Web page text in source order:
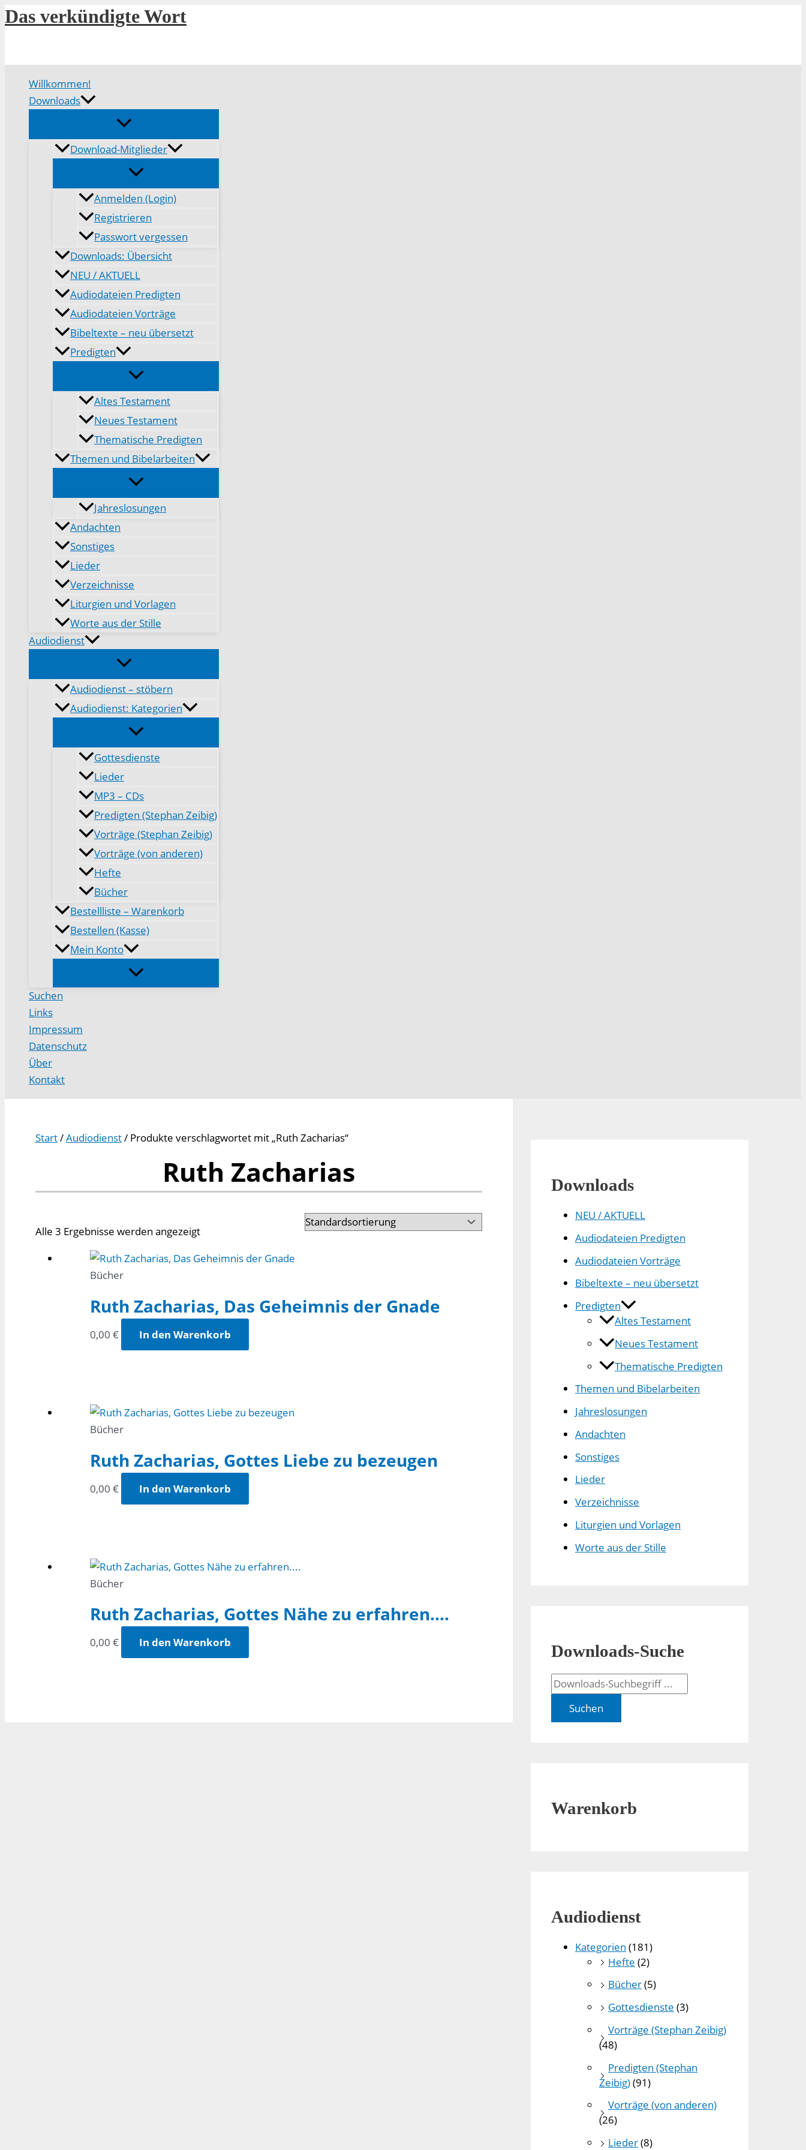
Zum
Inhalt
Das verkündigte Wort
Willkommen!
Downloads
Download-Mitglieder
Anmelden (Login)
Registrieren
Passwort vergessen
Downloads: Übersicht
NEU / AKTUELL
Audiodateien Predigten
Audiodateien Vorträge
Bibeltexte – neu übersetzt
Predigten
Altes Testament
Neues Testament
Thematische Predigten
Themen und Bibelarbeiten
Jahreslosungen
Andachten
Sonstiges
Lieder
Verzeichnisse
Liturgien und Vorlagen
Worte aus der Stille
Audiodienst
Audiodienst – stöbern
Audiodienst: Kategorien
Gottesdienste
Lieder
MP3 – CDs
Predigten (Stephan Zeibig)
Vorträge (Stephan Zeibig)
Vorträge (von anderen)
Hefte
Bücher
Bestellliste – Warenkorb
Bestellen (Kasse)
Mein Konto
Suchen
Links
Impressum
Datenschutz
Über
Kontakt
Start/Audiodienst/ Produkte verschlagwortet mit „Ruth Zacharias“
Ruth Zacharias
Alle 3 Ergebnisse werden angezeigt
Bücher
Ruth Zacharias, Das Geheimnis der Gnade
0,00 € In den Warenkorb
Bücher
Ruth Zacharias, Gottes Liebe zu bezeugen
0,00 € In den Warenkorb
Bücher
Ruth Zacharias, Gottes Nähe zu erfahren….
0,00 € In den Warenkorb
Downloads
NEU / AKTUELL
Audiodateien Predigten
Audiodateien Vorträge
Bibeltexte – neu übersetzt
Predigten
Altes Testament
Neues Testament
Thematische Predigten
Themen und Bibelarbeiten
Jahreslosungen
Andachten
Sonstiges
Lieder
Verzeichnisse
Liturgien und Vorlagen
Worte aus der Stille
Downloads-Suche
Suchen
Warenkorb
Audiodienst
Kategorien (181)
Hefte (2)
Bücher(5)
Gottesdienste (3)
Vorträge (Stephan Zeibig)
(48)
Predigten (Stephan
Zeibig)(91)
Vorträge (von anderen)
(26)
Lieder(8)